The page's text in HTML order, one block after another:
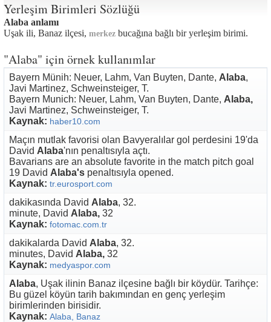
Yerleşim Birimleri Sözlüğü
Alaba anlamı
Uşak ili, Banaz ilçesi, merkez bucağına bağlı bir yerleşim birimi.
"Alaba" için örnek kullanımlar
Bayern Münih: Neuer, Lahm, Van Buyten, Dante, Alaba,
Javi Martinez, Schweinsteiger, T.
Bayern Munich: Neuer, Lahm, Van Buyten, Dante, Alaba,
Javi Martinez, Schweinsteiger, T.
Kaynak: haber10.com
Maçın mutlak favorisi olan Bavyeralılar gol perdesini 19'da
David Alaba'nın penaltısıyla açtı.
Bavarians are an absolute favorite in the match pitch goal
19 David Alaba's penaltısıyla opened.
Kaynak: tr.eurosport.com
dakikasında David Alaba, 32.
minute, David Alaba, 32
Kaynak: fotomac.com.tr
dakikalarda David Alaba, 32.
minutes, David Alaba, 32
Kaynak: medyaspor.com
Alaba, Uşak ilinin Banaz ilçesine bağlı bir köydür. Tarihçe:
Bu güzel köyün tarih bakımından en genç yerleşim
birimlerinden birisidir.
Kaynak: Alaba, Banaz